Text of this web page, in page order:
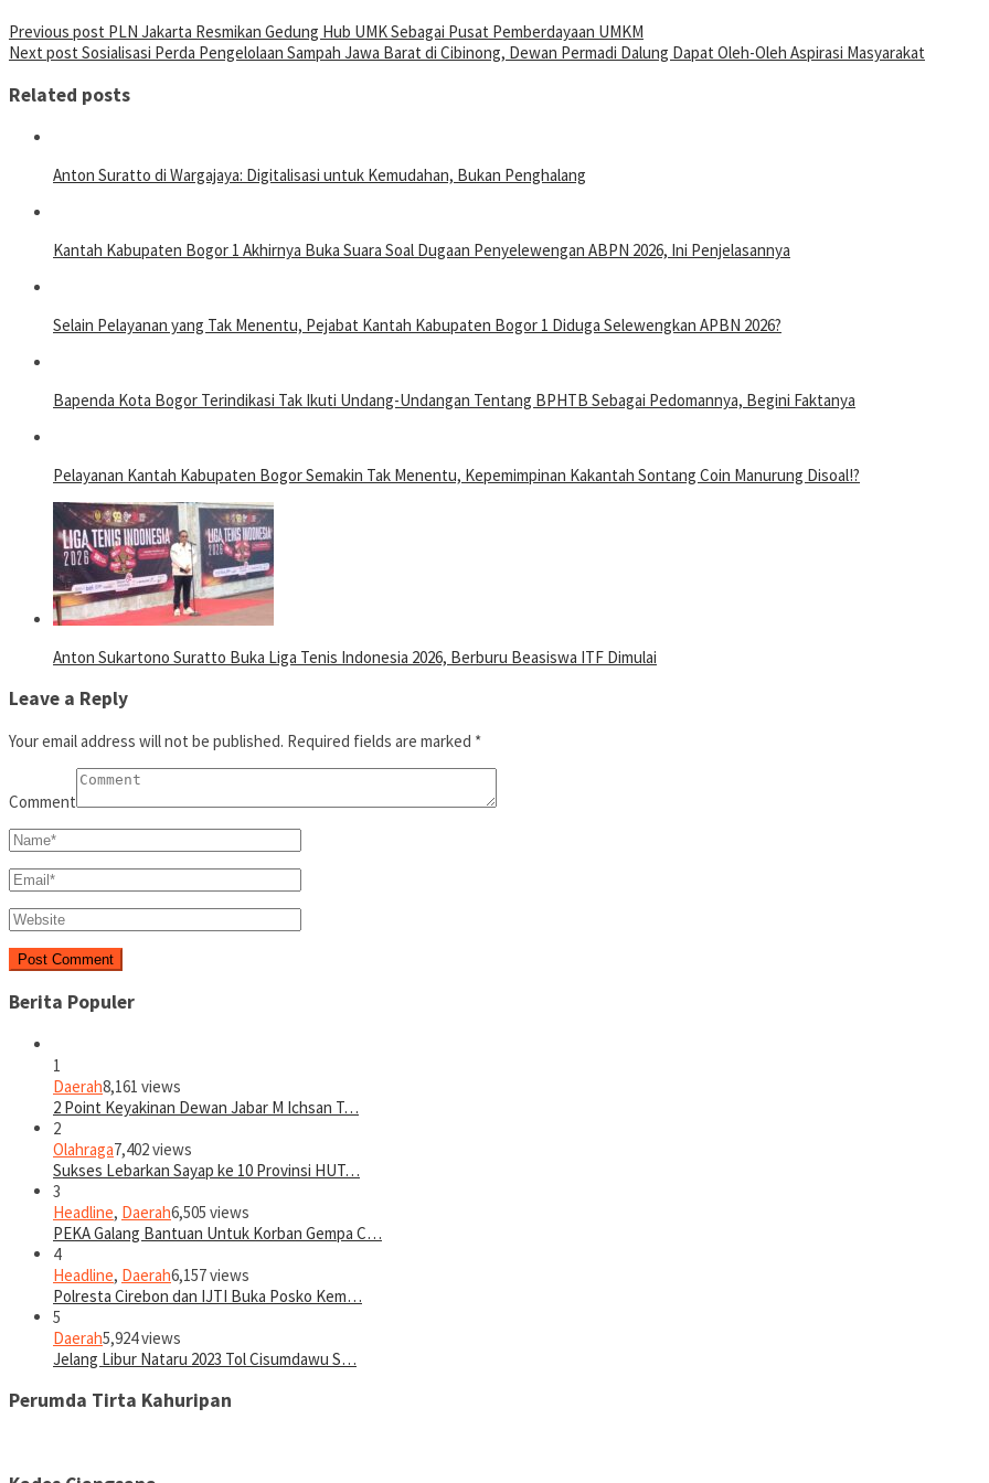
Previous post PLN Jakarta Resmikan Gedung Hub UMK Sebagai Pusat Pemberdayaan UMKM
Next post Sosialisasi Perda Pengelolaan Sampah Jawa Barat di Cibinong, Dewan Permadi Dalung Dapat Oleh-Oleh Aspirasi Masyarakat
Related posts
Anton Suratto di Wargajaya: Digitalisasi untuk Kemudahan, Bukan Penghalang
Kantah Kabupaten Bogor 1 Akhirnya Buka Suara Soal Dugaan Penyelewengan ABPN 2026, Ini Penjelasannya
Selain Pelayanan yang Tak Menentu, Pejabat Kantah Kabupaten Bogor 1 Diduga Selewengkan APBN 2026?
Bapenda Kota Bogor Terindikasi Tak Ikuti Undang-Undangan Tentang BPHTB Sebagai Pedomannya, Begini Faktanya
Pelayanan Kantah Kabupaten Bogor Semakin Tak Menentu, Kepemimpinan Kakantah Sontang Coin Manurung Disoal!?
Anton Sukartono Suratto Buka Liga Tenis Indonesia 2026, Berburu Beasiswa ITF Dimulai
Leave a Reply
Your email address will not be published. Required fields are marked *
Comment
Berita Populer
1
Daerah8,161 views
2 Point Keyakinan Dewan Jabar M Ichsan T…
2
Olahraga7,402 views
Sukses Lebarkan Sayap ke 10 Provinsi HUT…
3
Headline, Daerah6,505 views
PEKA Galang Bantuan Untuk Korban Gempa C…
4
Headline, Daerah6,157 views
Polresta Cirebon dan IJTI Buka Posko Kem…
5
Daerah5,924 views
Jelang Libur Nataru 2023 Tol Cisumdawu S…
Perumda Tirta Kahuripan